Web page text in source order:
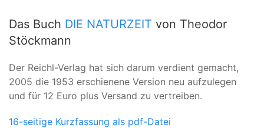
Das Buch DIE NATURZEIT von Theodor
Stöckmann
Der Reichl-Verlag hat sich darum verdient gemacht,
2005 die 1953 erschienene Version neu aufzulegen
und für 12 Euro plus Versand zu vertreiben.
16-seitige Kurzfassung als pdf-Datei